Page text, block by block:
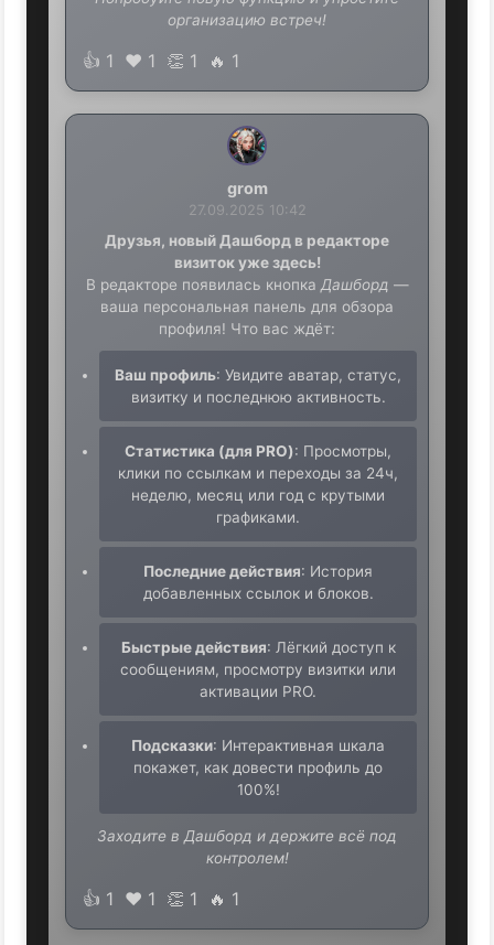
организацию встреч!
👍 1 ❤️ 1 👏 1 🔥 1
grom
27.09.2025 10:42
Друзья, новый Дашборд в редакторе
визиток уже здесь!
В редакторе появилась кнопка Дашборд —
ваша персональная панель для обзора
профиля! Что вас ждёт:
Ваш профиль: Увидите аватар, статус,
визитку и последнюю активность.
Статистика (для PRO): Просмотры,
клики по ссылкам и переходы за 24ч,
неделю, месяц или год с крутыми
графиками.
Последние действия: История
добавленных ссылок и блоков.
Быстрые действия: Лёгкий доступ к
сообщениям, просмотру визитки или
активации PRO.
Подсказки: Интерактивная шкала
покажет, как довести профиль до
100%!
Заходите в Дашборд и держите всё под
контролем!
👍 1 ❤️ 1 👏 1 🔥 1